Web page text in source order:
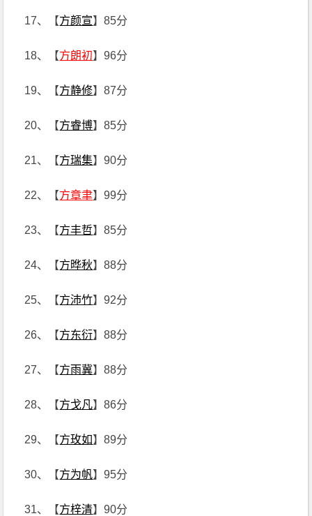
17、【方颜宣】85分
18、【方朗初】96分
19、【方静修】87分
20、【方睿博】85分
21、【方瑞集】90分
22、【方章聿】99分
23、【方丰哲】85分
24、【方晔秋】88分
25、【方沛竹】92分
26、【方东衍】88分
27、【方雨冀】88分
28、【方戈凡】86分
29、【方玫如】89分
30、【方为帆】95分
31、【方梓清】90分